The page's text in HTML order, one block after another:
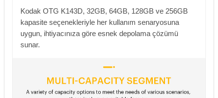
Kodak OTG K143D, 32GB, 64GB, 128GB ve 256GB
kapasite seçenekleriyle her kullanım senaryosuna
uygun, ihtiyacınıza göre esnek depolama çözümü
sunar.